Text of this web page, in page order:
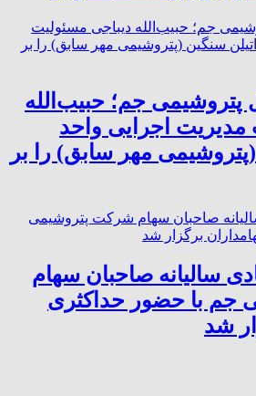
پتروشیمی جم؛ حبیب‌الله
مدیریت اجرایی واحد
مهر سابق) را بر
سالیانه صاحبان سهام
جم با حضور حداکثری
شد